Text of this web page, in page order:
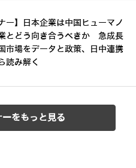
ー】日本企業は中国ヒューマノ
とどう向き合うべきか 急成長
市場をデータと政策、日中連携
読み解く
ーをもっと見る